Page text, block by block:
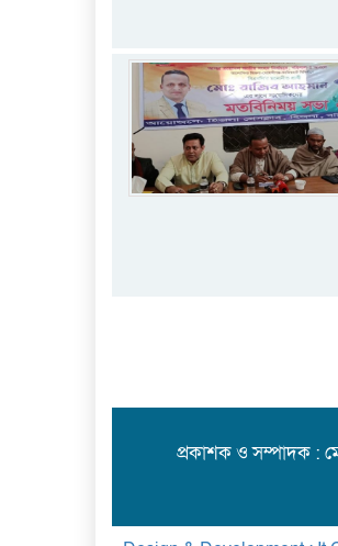
প্রকাশক ও সম্পাদক :